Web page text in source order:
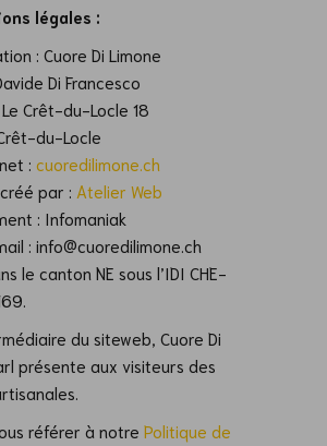
légales :
: Cuore Di Limone
Di Francesco
Crêt-du-Locle 18
du-Locle
: cuoredilimone.ch
par : Atelier Web
: Infomaniak
: info@cuoredilimone.ch
le canton NE sous l’IDI CHE-
du siteweb, Cuore Di
présente aux visiteurs des
référer à notre Politique de